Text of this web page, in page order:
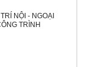
NỘI - NGOẠI
TRÌNH